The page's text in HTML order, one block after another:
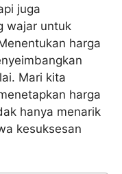
juga
wajar untuk
harga
Mari kita
harga
hanya menarik
kesuksesan